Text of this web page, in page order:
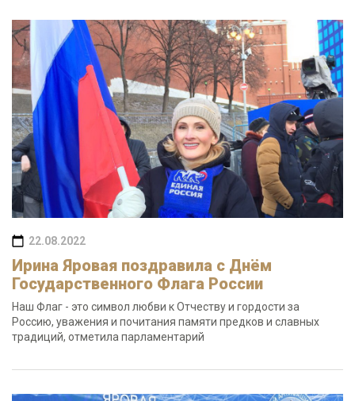
22.08.2022
Ирина Яровая поздравила с Днём
Государственного Флага России
Наш Флаг - это символ любви к Отчеству и гордости за
Россию, уважения и почитания памяти предков и славных
традиций, отметила парламентарий